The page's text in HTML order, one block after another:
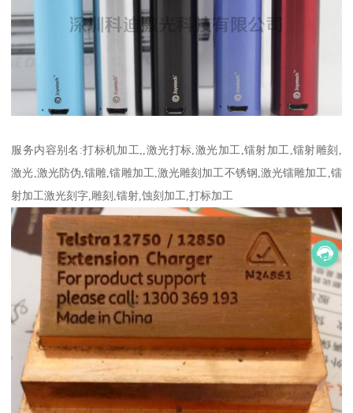
服务内容别名:打标机加工,,激光打标,激光加工,镭射加工,镭射雕刻,
激光,激光防伪,镭雕,镭雕加工,激光雕刻加工不锈钢,激光镭雕加工,镭
射加工激光刻字,雕刻,镭射,蚀刻加工,打标加工